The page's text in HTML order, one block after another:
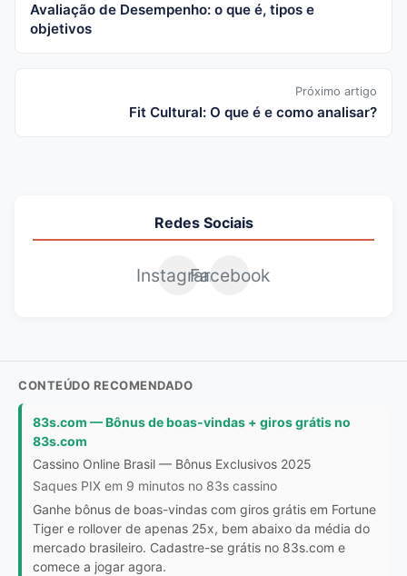
Avaliação de Desempenho: o que é, tipos e
objetivos
Próximo artigo
Fit Cultural: O que é e como analisar?
Redes Sociais
InstagramFacebook
CONTEÚDO RECOMENDADO
83s.com — Bônus de boas-vindas + giros grátis no
83s.com
Cassino Online Brasil — Bônus Exclusivos 2025
Saques PIX em 9 minutos no 83s cassino
Ganhe bônus de boas-vindas com giros grátis em Fortune
Tiger e rollover de apenas 25x, bem abaixo da média do
mercado brasileiro. Cadastre-se grátis no 83s.com e
comece a jogar agora.